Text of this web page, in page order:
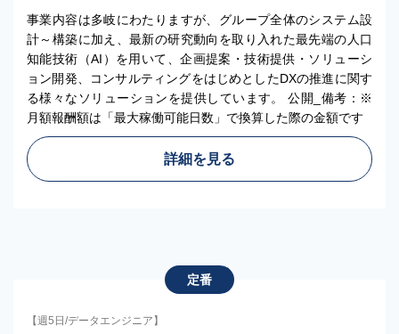
事業内容は多岐にわたりますが、グループ全体のシステム設
計～構築に加え、最新の研究動向を取り入れた最先端の人口
知能技術（AI）を用いて、企画提案・技術提供・ソリューシ
ョン開発、コンサルティングをはじめとしたDXの推進に関す
る様々なソリューションを提供しています。 公開_備考：※
月額報酬額は「最大稼働可能日数」で換算した際の金額です
詳細を見る
定番
【週5日/データエンジニア】